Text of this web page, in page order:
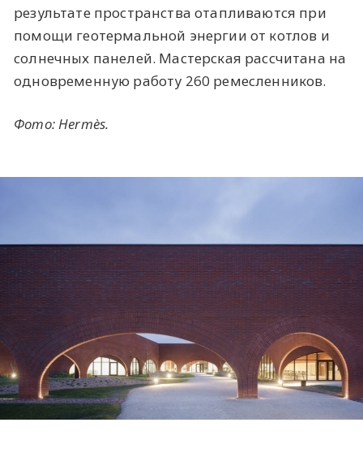
результате пространства отапливаются при
помощи геотермальной энергии от котлов и
солнечных панелей. Мастерская рассчитана на
одновременную работу 260 ремесленников.
Фото: Hermès.